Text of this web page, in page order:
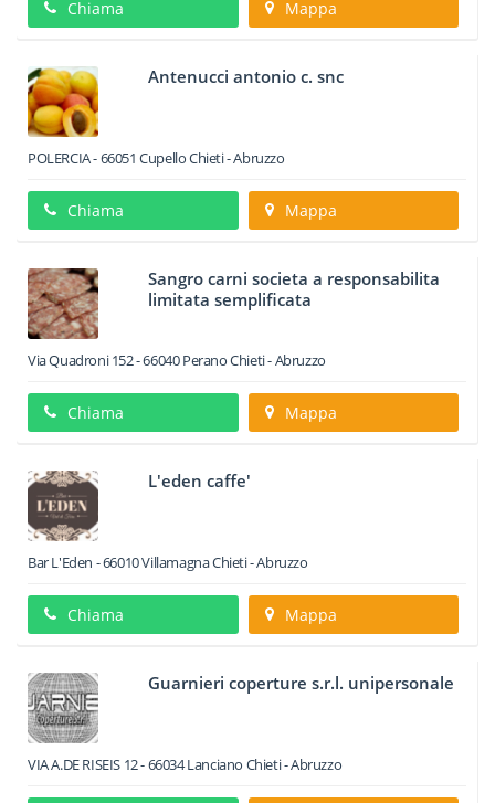
Chiama Mappa
Antenucci antonio c. snc
POLERCIA-66051 CupelloChieti -Abruzzo
Chiama Mappa
Sangro carni societa a responsabilita
limitata semplificata
Via Quadroni 152-66040PeranoChieti -Abruzzo
Chiama Mappa
L'eden caffe'
Bar L'Eden -66010VillamagnaChieti -Abruzzo
Chiama Mappa
Guarnieri coperture s.r.l. unipersonale
VIA A.DE RISEIS 12-66034Lanciano Chieti -Abruzzo